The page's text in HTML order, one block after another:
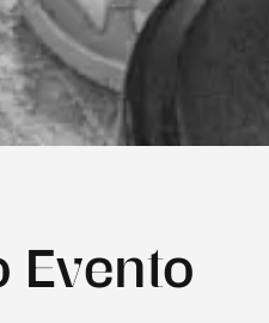
Evento